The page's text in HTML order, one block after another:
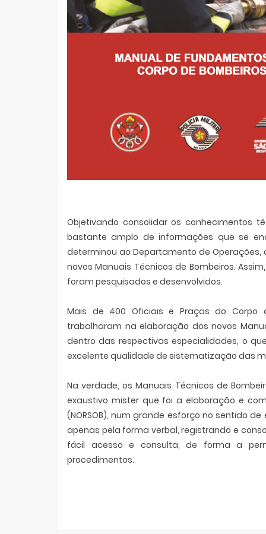
Objetivando consolidar os conhecimentos
bastante amplo de informações que se
determinou ao Departamento de
novos Manuais Técnicos de Bombeiros.
foram pesquisados e desenvolvidos.
Mais de 400 Oficiais e Praças do Corpo
trabalharam na elaboração dos novos
dentro das respectivas especialidades, o
excelente qualidade de sistematização das
Na verdade, os Manuais Técnicos de
exaustivo mister que foi a elaboração e
(NORSOB), num grande esforço no sentido
apenas pela forma verbal, registrando e
fácil acesso e consulta, de forma a
procedimentos.